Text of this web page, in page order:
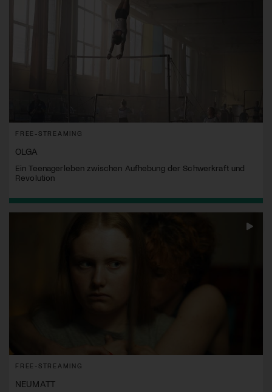
FREE-STREAMING
OLGA
Ein Teenagerleben zwischen Aufhebung der Schwerkraft und
Revolution
FREE-STREAMING
NEUMATT